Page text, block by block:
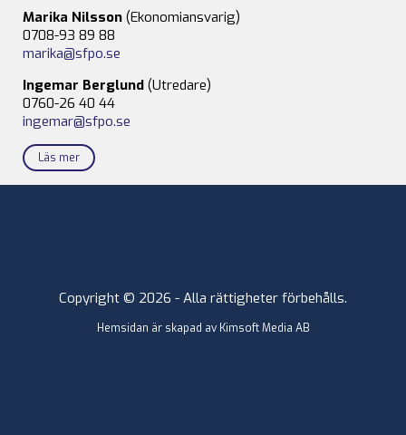
Marika Nilsson (Ekonomiansvarig)
0708-93 89 88
marika@sfpo.se
Ingemar Berglund (Utredare)
0760-26 40 44
ingemar@sfpo.se
Läs mer
Copyright © 2026 - Alla rättigheter förbehålls.
Hemsidan är skapad av Kimsoft Media AB